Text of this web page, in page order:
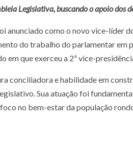
Legislativa, buscando o apoio dos
anunciado como o novo vice-líder
do trabalho do parlamentar em
em que exerceu a 2ª vice-
conciliadora e habilidade em
Sua atuação foi
no bem-estar da população